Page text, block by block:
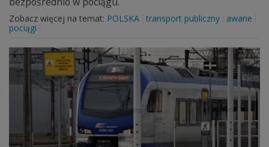
Zobacz więcej na temat: POLSKA transport publiczny
awarie
pociągi